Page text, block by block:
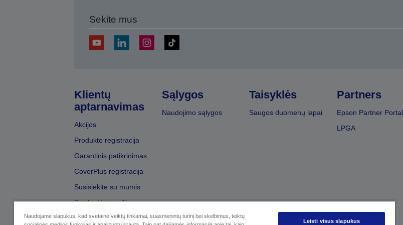
Sekite mus
Klientų
aptarnavimas
Akcijos
Produkto registracija
Garantinis patikrinimas
CoverPlus registracija
Susisiekite su mumis
Pardavėjų paieška
Sąlygos
Naudojimo sąlygos
Taisyklės
Saugos duomenų lapai
Partners
Epson Partner Portal
LPGA
Naudojame slapukus, kad svetainė veiktų tinkamai, suasmenintų turinį bei skelbimus, teiktų
Leisti visus slapukus